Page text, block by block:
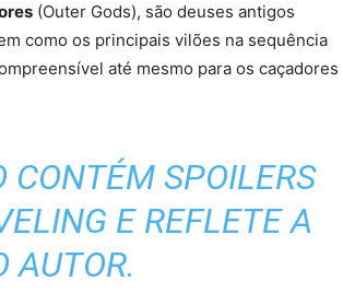
(Outer Gods), são deuses antigos
como os principais vilões na sequência
até mesmo para os caçadores
CONTÉM SPOILERS
E REFLETE A
AUTOR.